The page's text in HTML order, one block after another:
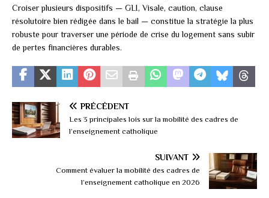
Croiser plusieurs dispositifs — GLI, Visale, caution, clause
résolutoire bien rédigée dans le bail — constitue la stratégie la plus
robuste pour traverser une période de crise du logement sans subir
de pertes financières durables.
PRÉCÉDENT
Les 3 principales lois sur la mobilité des cadres de
l’enseignement catholique
SUIVANT
Comment évaluer la mobilité des cadres de
l’enseignement catholique en 2026